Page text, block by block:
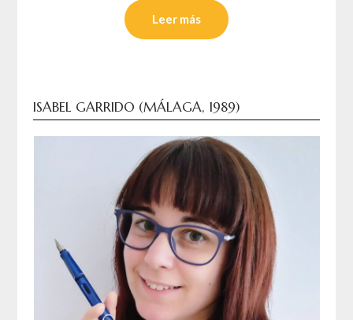
Leer más
ISABEL GARRIDO (MÁLAGA, 1989)